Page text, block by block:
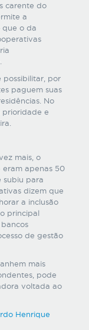
carente do
a
que o da
possibilitar, por
paguem suas
No
prioridade e
mais, o
eram apenas 50
subiu para
dizem que
a inclusão
principal
de gestão
mais
pode
voltada ao
Henrique